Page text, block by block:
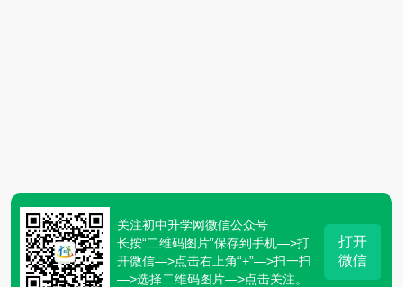
关注初中升学网微信公众号
长按“二维码图片”保存到手机—>打
开微信—>点击右上角“+”—>扫一扫
—>选择二维码图片—>点击关注。
打开
微信